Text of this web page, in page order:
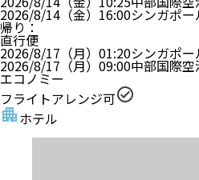
2026/8/14（金） 16:00シンガポ
帰り ：
直行便
2026/8/17（月） 01:20シンガポ
2026/8/17（月） 09:00中部国際空
エコノミー
フライトアレンジ可
ホテル